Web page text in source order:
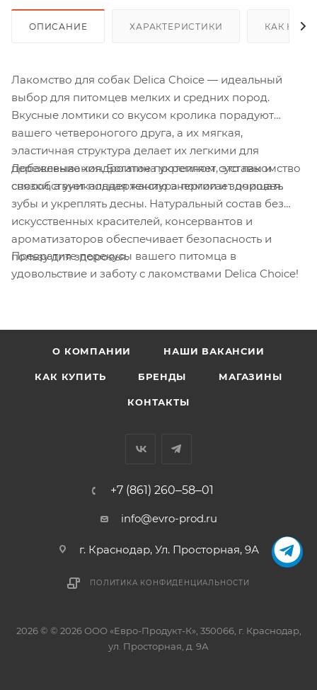
ОПИСАНИЕ ХАРАКТЕРИСТИКИ КАК
Лакомство для собак Delica Choice — идеальный
выбор для питомцев мелких и средних пород.
Вкусные ломтики со вкусом кролика порадуют
вашего четвероногого друга, а их мягкая,
эластичная структура делает их легкими для
пережевывания. Богатое протеином, это лакомство
способствует поддержанию энергии и здоровья.
Добавление хондроитина укрепляет суставы и
связки, а уникальная текстура помогает очищать
зубы и укреплять десны. Натуральный состав без
искусственных красителей, консервантов и
ароматизаторов обеспечивает безопасность и
пользу для здоровья.
Превратите перекусы вашего питомца в
удовольствие и заботу с лакомствами Delica Choice!
О КОМПАНИИ НАШИ ВАКАНСИИ
КАК КУПИТЬ БРЕНДЫ МАГАЗИНЫ
КОНТАКТЫ
+7 (861) 260‒58‒01
info@evro-prod.ru
г. Краснодар, ​Ул. Просторная, 9А
ПОЛИТИКА КОНФИДЕНЦИАЛЬНОСТИ
2026 © © 2026 ООО «Евро-Продукт-К», 350066, г. Краснодар,
ул. Просторная, д. 9А